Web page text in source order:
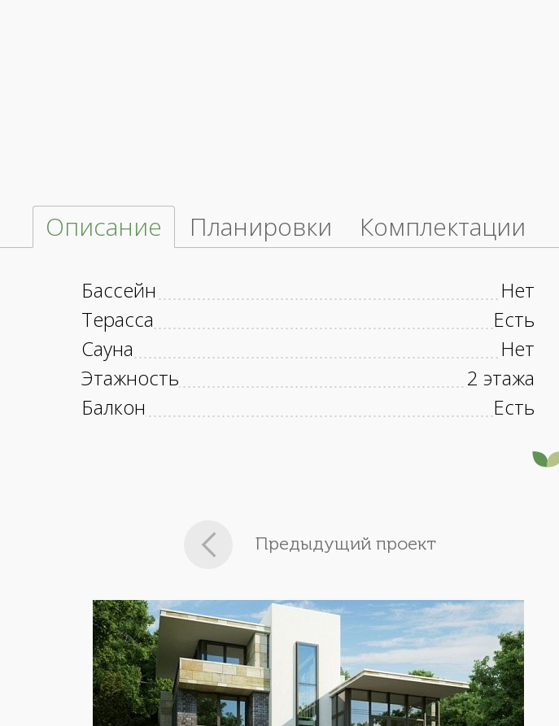
Описание Планировки Комплектации
Бассейн
Нет
Терасса
Есть
Сауна
Нет
Этажность
2 этажа
Балкон
Есть
Предыдущий проект